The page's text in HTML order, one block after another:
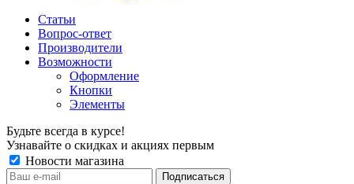
Статьи
Вопрос-ответ
Производители
Возможности
Оформление
Кнопки
Элементы
Будьте всегда в курсе!
Узнавайте о скидках и акциях первым
Новости магазина